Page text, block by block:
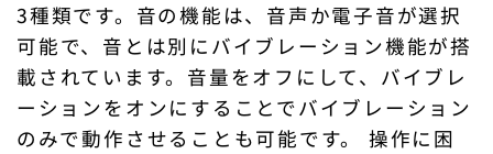
3種類です。音の機能は、音声か電子音が選択
可能で、音とは別にバイブレーション機能が搭
載されています。音量をオフにして、バイブレ
ーションをオンにすることでバイブレーション
のみで動作させることも可能です。 操作に困